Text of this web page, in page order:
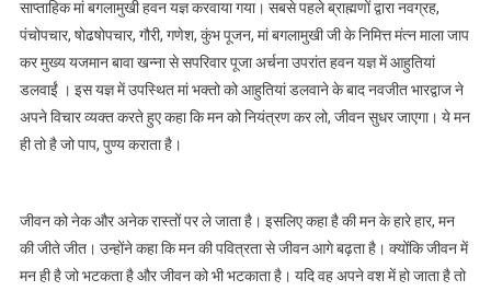
साप्ताहिक मां बगलामुखी हवन यज्ञ करवाया गया। सबसे पहले ब्राह्मणों द्वारा नवग्रह,
पंचोपचार, षोढषोपचार, गौरी, गणेश, कुंभ पूजन, मां बगलामुखी जी के निमित्त मंत्न माला जाप
कर मुख्य यजमान बावा खन्ना से सपरिवार पूजा अर्चना उपरांत हवन यज्ञ में आहुतियां
डलवाईं । इस यज्ञ में उपस्थित मां भक्तो को आहुतियां डलवाने के बाद नवजीत भारद्वाज ने
अपने विचार व्यक्त करते हुए कहा कि मन को नियंत्रण कर लो, जीवन सुधर जाएगा। ये मन
ही तो है जो पाप, पुण्य कराता है।
जीवन को नेक और अनेक रास्तों पर ले जाता है। इसलिए कहा है की मन के हारे हार, मन
की जीते जीत। उन्होंने कहा कि मन की पवित्रता से जीवन आगे बढ़ता है। क्योंकि जीवन में
मन ही है जो भटकता है और जीवन को भी भटकाता है। यदि वह अपने वश में हो जाता है तो